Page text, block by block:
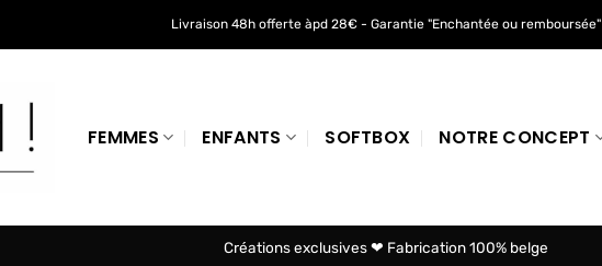
Livraison 48h offerte àpd 28€ - Garantie "Enchantée ou remboursée"
FEMMES ENFANTS SOFTBOX NOTRE CONCEPT
Créations exclusives ❤ Fabrication 100% belge